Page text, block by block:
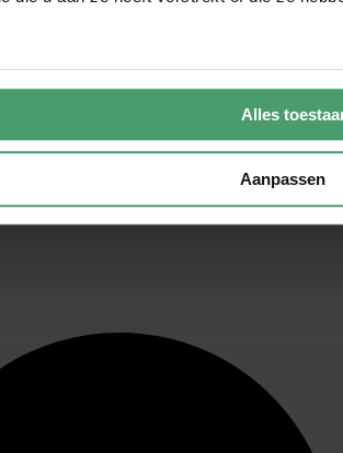
Alles
Aanpassen
Van Berkel Accountants, kan ik van week tot
als ik dat wil. Ik ervaar een zeer lage